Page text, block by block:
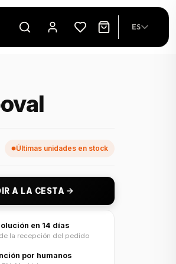
ES
Últimas unidades en stock
A LA CESTA
en 14 días
la recepción del pedido
por humanos